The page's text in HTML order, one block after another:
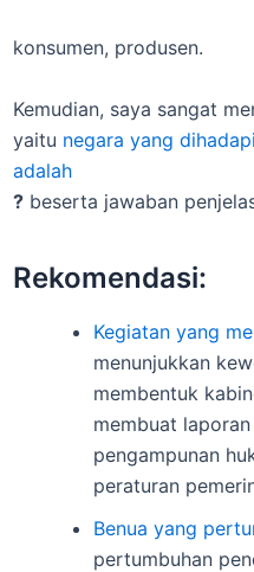
konsumen, produsen.
Kemudian, saya sangat
yaitu negara yang
adalah
? beserta jawaban
Rekomendasi:
Kegiatan yang
menunjukkan
membentuk
membuat
pengampunan
peraturan
Benua yang
pertumbuhan